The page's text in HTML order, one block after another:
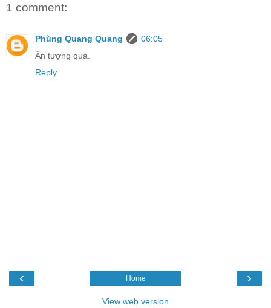
1 comment:
Phùng Quang Quang
06:05
Ấn tượng quá.
Reply
‹ ›
Home
View web version